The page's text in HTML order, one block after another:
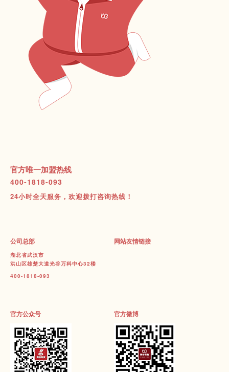
官方唯一加盟热线
400-1818-093
24小时全天服务，欢迎拨打咨询热线！
公司总部
湖北省武汉市
洪山区雄楚大道光谷万科中心32楼
400-1818-093
网站友情链接
官方公众号 官方微博